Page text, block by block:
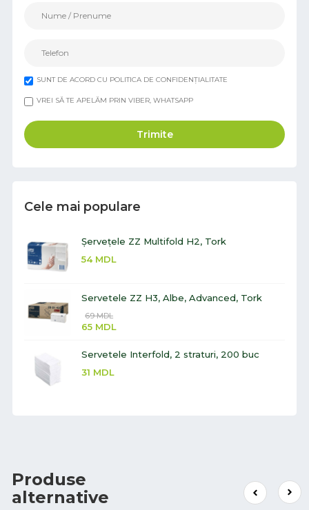
SUNT DE ACORD CU POLITICA DE CONFIDENȚIALITATE
VREI SĂ TE APELĂM PRIN VIBER, WHATSAPP
Trimite
Cele mai populare
Șervețele ZZ Multifold H2, Tork
54 MDL
Servetele ZZ H3, Albe, Advanced, Tork
69MDL
65 MDL
Servetele Interfold, 2 straturi, 200 buc
31 MDL
Produse
alternative